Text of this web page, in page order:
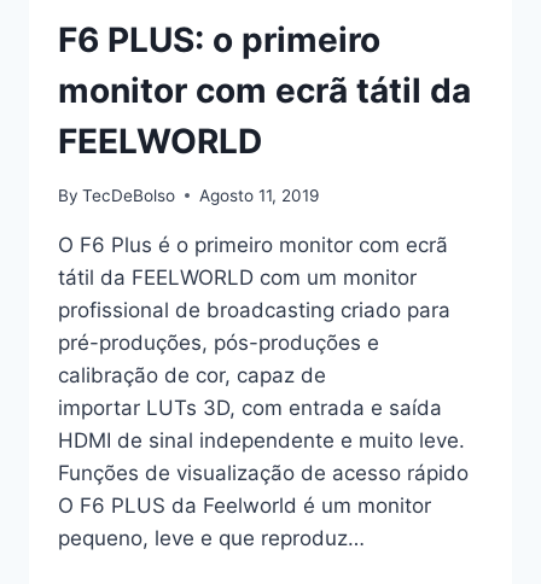
F6 PLUS: o primeiro
monitor com ecrã tátil da
FEELWORLD
By TecDeBolso Agosto 11, 2019
O F6 Plus é o primeiro monitor com ecrã
tátil da FEELWORLD com um monitor
profissional de broadcasting criado para
pré-produções, pós-produções e
calibração de cor, capaz de
importar LUTs 3D, com entrada e saída
HDMI de sinal independente e muito leve.
Funções de visualização de acesso rápido
O F6 PLUS da Feelworld é um monitor
pequeno, leve e que reproduz…